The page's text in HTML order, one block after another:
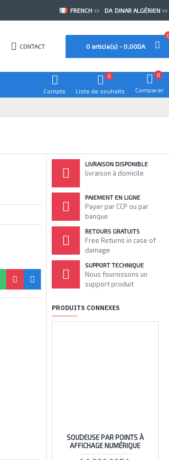
FRENCH DA DINAR ALGÉRIEN
CONTACT 0 article(s) - 0,00DA
Compte Liste de souhaits
0
Comparer
0
LIVRAISON DISPONIBLE
livraison à domicile
PAIEMENT EN LIGNE
Payer par CCP ou par
banque
RETOURS GRATUITS
Free Returns in case of
damage
SUPPORT TECHNIQUE
Nous fournissons un
support produit
PRODUITS CONNEXES
SOUDEUSE PAR POINTS À
AFFICHAGE NUMÉRIQUE